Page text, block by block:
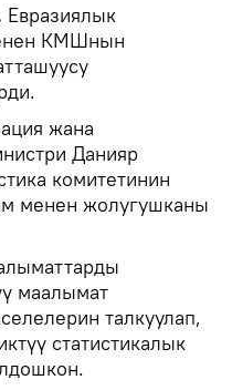
Евразиялык
КМШнын
жана
Данияр
комитетинин
менен жолугушканы
маалымат
талкуулап,
статистикалык